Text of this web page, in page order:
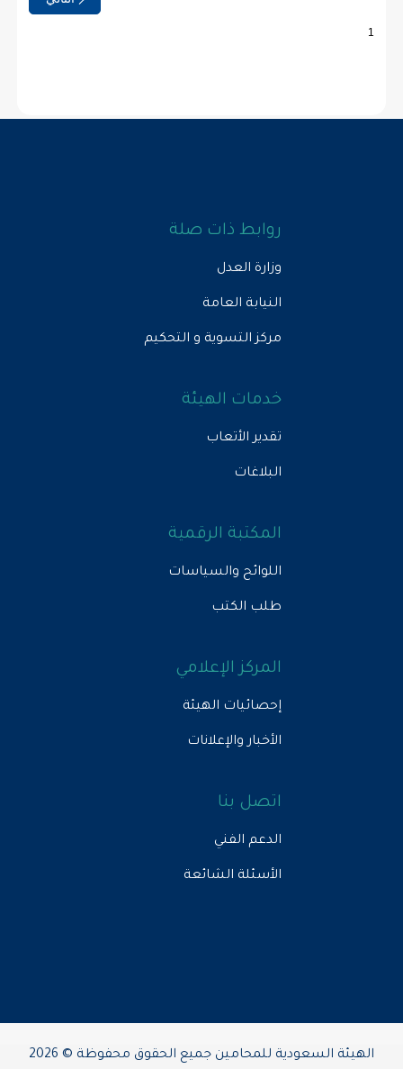
روابط ذات صلة
وزارة العدل
النيابة العامة
مركز التسوية و التحكيم
خدمات الهيئة
تقدير الأتعاب
البلاغات
المكتبة الرقمية
اللوائح والسياسات
طلب الكتب
المركز الإعلامي
إحصائيات الهيئة
الأخبار والإعلانات
اتصل بنا
الدعم الفني
الأسئلة الشائعة
الهيئة السعودية للمحامين جميع الحقوق محفوظة © 2026